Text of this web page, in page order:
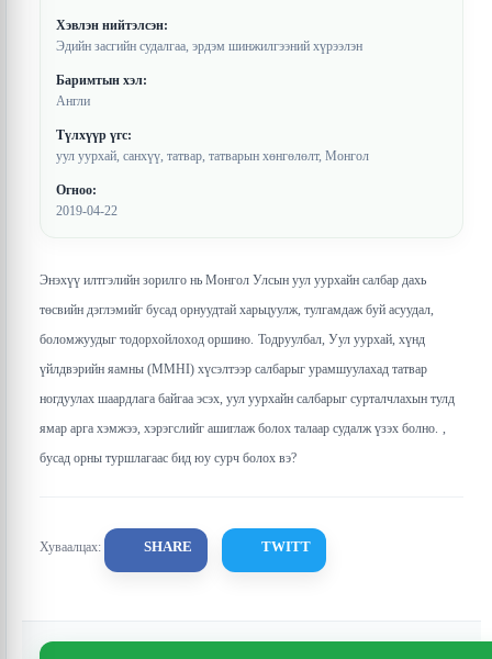
Хэвлэн нийтэлсэн:
Эдийн засгийн судалгаа, эрдэм шинжилгээний хүрээлэн
Баримтын хэл:
Англи
Түлхүүр үгс:
уул уурхай, санхүү, татвар, татварын хөнгөлөлт, Монгол
Огноо:
2019-04-22
Энэхүү илтгэлийн зорилго нь Монгол Улсын уул уурхайн салбар дахь
төсвийн дэглэмийг бусад орнуудтай харьцуулж, тулгамдаж буй асуудал,
боломжуудыг тодорхойлоход оршино. Тодруулбал, Уул уурхай, хүнд
үйлдвэрийн яамны (MMHI) хүсэлтээр салбарыг урамшуулахад татвар
ногдуулах шаардлага байгаа эсэх, уул уурхайн салбарыг сурталчлахын тулд
ямар арга хэмжээ, хэрэгслийг ашиглаж болох талаар судалж үзэх болно. ,
бусад орны туршлагаас бид юу сурч болох вэ?
Хуваалцах: SHARE TWITT